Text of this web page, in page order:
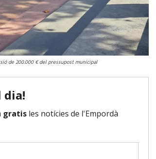
de 200.000 € del pressupost municipal